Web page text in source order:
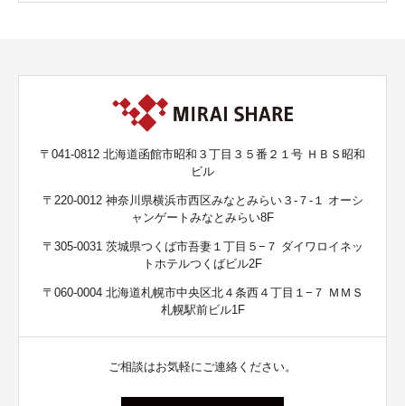
〒041-0812 北海道函館市昭和３丁目３５番２１号 ＨＢＳ昭和
ビル
〒220-0012 神奈川県横浜市西区みなとみらい３-７-１ オーシ
ャンゲートみなとみらい8F
〒305-0031 茨城県つくば市吾妻１丁目５−７ ダイワロイネッ
トホテルつくばビル2F
〒060-0004 北海道札幌市中央区北４条西４丁目１−７ ＭＭＳ
札幌駅前ビル1F
ご相談はお気軽にご連絡ください。